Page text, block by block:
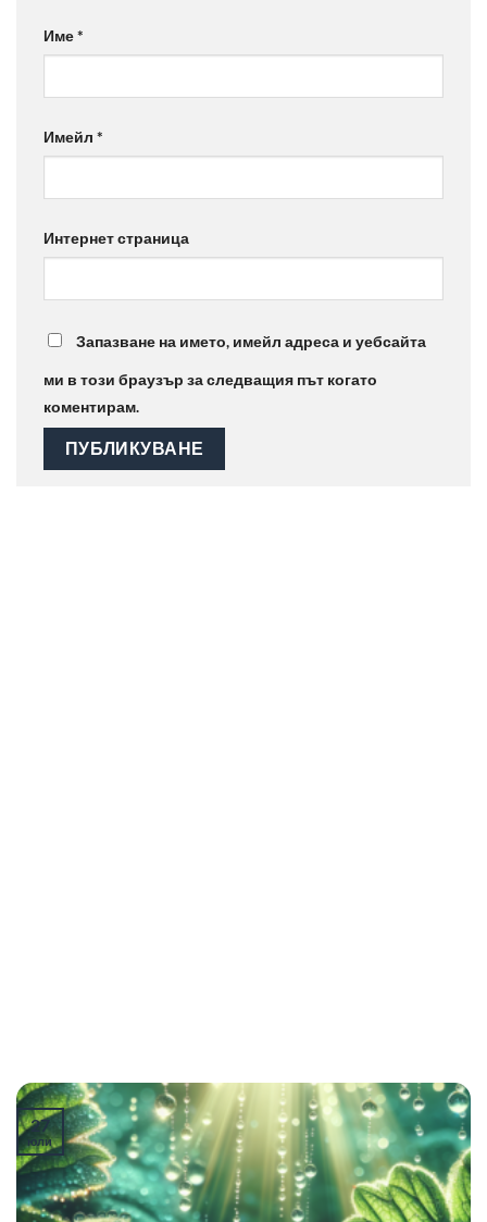
Име*
Имейл *
Интернет страница
Запазване на името, имейл адреса и уебсайта
ми в този браузър за следващия път когато
коментирам.
27
юли